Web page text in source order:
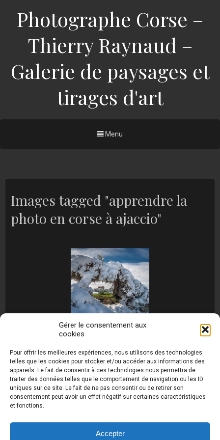
Gérer le consentement aux
cookies
Pour offrir les meilleures expériences, nous utilisons des technologies
telles que les cookies pour stocker et/ou accéder aux informations des
appareils. Le fait de consentir à ces technologies nous permettra de
traiter des données telles que le comportement de navigation ou les ID
uniques sur ce site. Le fait de ne pas consentir ou de retirer son
consentement peut avoir un effet négatif sur certaines caractéristiques
et fonctions.
Accepter
Photographe Corse –
Thierry Raynaud –
Galerie de paysages et
tirages d'art
Menu
Images tagged "apprendre la
photo en corse à ajaccio"
raynaud.com ©
Toutes les photos de ce site sont